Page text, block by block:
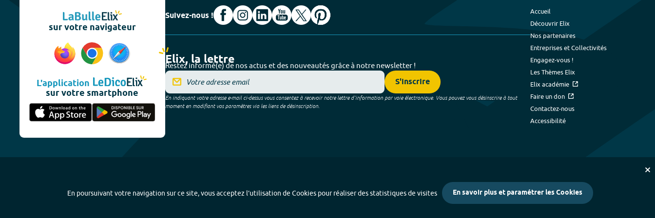
sur votre navigateur
L'application
sur votre smartphone
Suivez-nous !
Elix, la lettre
Restez informé(e) de nos actus et des nouveautés grâce à notre newsletter !
S'inscrire
En indiquant votre adresse e-mail ci-dessus vous consentez à recevoir notre lettre d’information par voie électronique. Vous pouvez vous désinscrire à tout
moment en modifiant vos paramètres via les liens de désinscription.
Accueil
Découvrir Elix
Nos partenaires
Entreprises et Collectivités
Engagez-vous !
Les Thèmes Elix
Elix académie
Faire un don
Contactez-nous
Accessibilité
En poursuivant votre navigation sur ce site, vous acceptez l’utilisation de Cookies pour réaliser des statistiques de visites En savoir plus et paramétrer les Cookies